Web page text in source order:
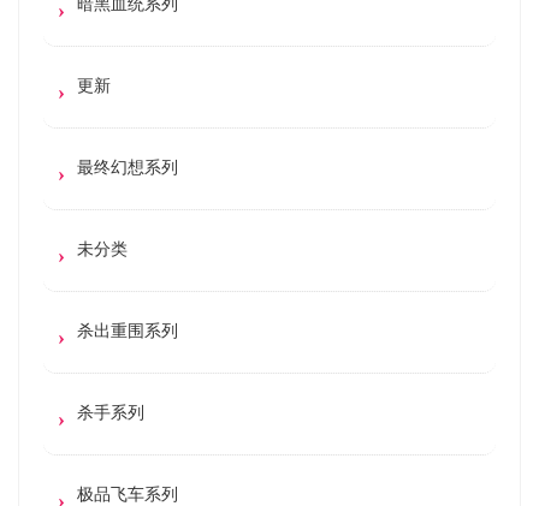
更新
最终幻想系列
未分类
杀出重围系列
杀手系列
极品飞车系列